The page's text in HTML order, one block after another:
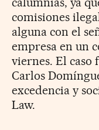
comisiones
alguna con el
empresa en un
viernes. El caso
Carlos
excedencia y
Law.